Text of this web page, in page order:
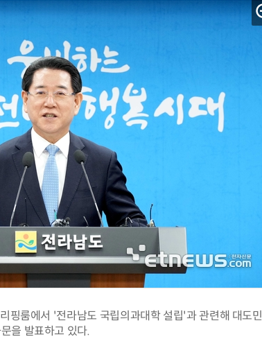
핑룸에서 '전라남도 국립의과대학 설립'과 관련해 대도민
을 발표하고 있다.